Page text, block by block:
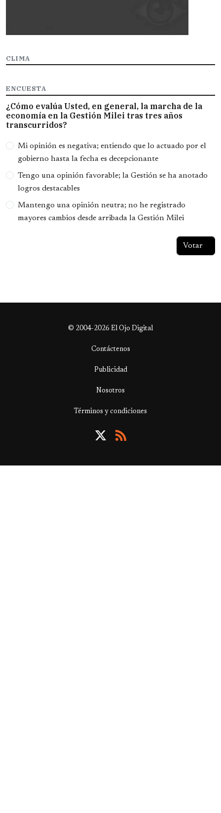
CLIMA
ENCUESTA
¿Cómo evalúa Usted, en general, la marcha de la
economía en la Gestión Milei tras tres años
transcurridos?
Opciones
Mi opinión es negativa; entiendo que lo actuado por el
gobierno hasta la fecha es decepcionante
Tengo una opinión favorable; la Gestión se ha anotado
logros destacables
Mantengo una opinión neutra; no he registrado
mayores cambios desde arribada la Gestión Milei
© 2004-2026 El Ojo Digital
Contáctenos
Publicidad
Nosotros
Términos y condiciones